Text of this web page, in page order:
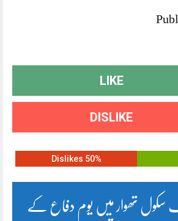
LIKE
DISLIKE
50% Dislikes
سکول تھوار میں یوم دفاع کے